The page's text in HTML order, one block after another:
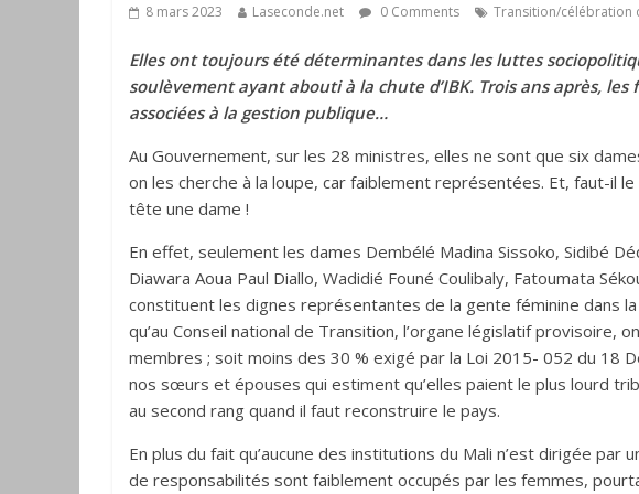
8 mars 2023 Laseconde.net 0 Comments Transition/célébration
Elles ont toujours été déterminantes dans les luttes
soulèvement ayant abouti à la chute d’IBK. Trois ans après,
associées à la gestion publique…
Au Gouvernement, sur les 28 ministres, elles ne sont que six
on les cherche à la loupe, car faiblement représentées. Et, faut-il le
tête une dame !
En effet, seulement les dames Dembélé Madina Sissoko, Sidibé
Diawara Aoua Paul Diallo, Wadidié Founé Coulibaly, Fatoumata
constituent les dignes représentantes de la gente féminine dans
qu’au Conseil national de Transition, l’organe législatif provisoire,
membres ; soit moins des 30 % exigé par la Loi 2015- 052 du 18
nos sœurs et épouses qui estiment qu’elles paient le plus lourd
au second rang quand il faut reconstruire le pays.
En plus du fait qu’aucune des institutions du Mali n’est dirigée
de responsabilités sont faiblement occupés par les femmes,